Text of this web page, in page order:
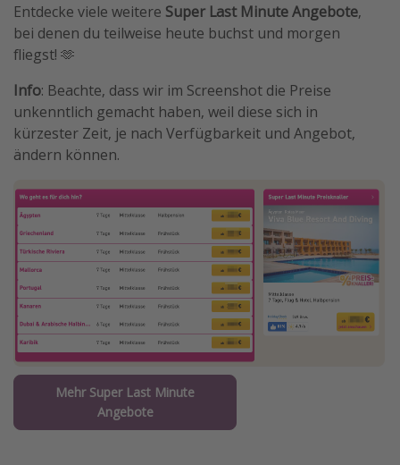
Entdecke viele weitere Super Last Minute Angebote,
bei denen du teilweise heute buchst und morgen
fliegst! 🫶
Info: Beachte, dass wir im Screenshot die Preise
unkenntlich gemacht haben, weil diese sich in
kürzester Zeit, je nach Verfügbarkeit und Angebot,
ändern können.
Mehr Super Last Minute
Angebote